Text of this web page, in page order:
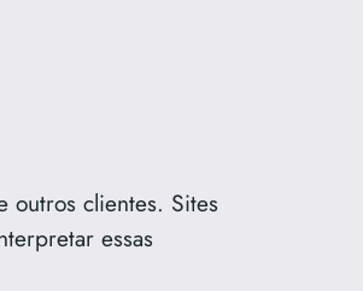
outros clientes. Sites
essas